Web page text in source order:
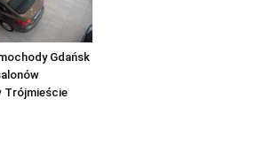
Gdańsk
Trójmieście